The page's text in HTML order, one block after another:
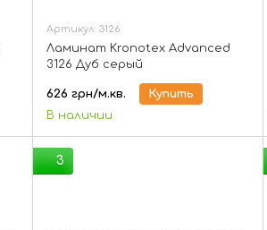
Артикул: 3126
Ламинат Kronotex Advanced
3126 Дуб серый
626 грн/м.кв.
Купить
В наличии
3